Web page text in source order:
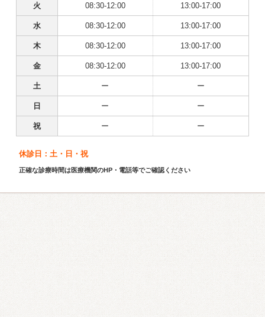
火 08:30-12:00 13:00-17:00
水 08:30-12:00 13:00-17:00
木 08:30-12:00 13:00-17:00
金 08:30-12:00 13:00-17:00
土 ー ー
日 ー ー
祝 ー ー
休診日：土・日・祝
正確な診療時間は医療機関のHP・電話等でご確認ください